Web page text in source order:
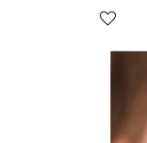
favorite